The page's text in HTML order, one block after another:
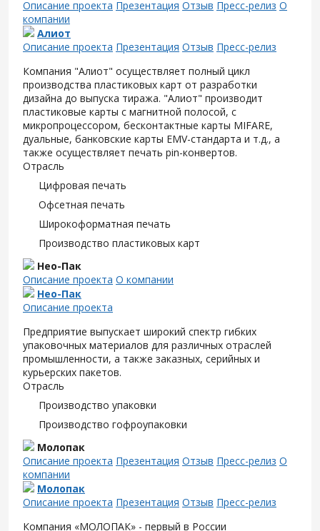
Описание проекта Презентация Отзыв Пресс-релиз О
компании
Алиот
Описание проекта Презентация Отзыв Пресс-релиз
Компания "Алиот" осуществляет полный цикл
производства пластиковых карт от разработки
дизайна до выпуска тиража. "Алиот" производит
пластиковые карты с магнитной полосой, с
микропроцессором, бесконтактные карты MIFARE,
дуальные, банковские карты EMV-стандарта и т.д., а
также осуществляет печать pin-конвертов.
Отрасль
Цифровая печать
Офсетная печать
Широкоформатная печать
Производство пластиковых карт
Нео-Пак
Описание проекта О компании
Нео-Пак
Описание проекта
Предприятие выпускает широкий спектр гибких
упаковочных материалов для различных отраслей
промышленности, а также заказных, серийных и
курьерских пакетов.
Отрасль
Производство упаковки
Производство гофроупаковки
Молопак
Описание проекта Презентация Отзыв Пресс-релиз О
компании
Молопак
Описание проекта Презентация Отзыв Пресс-релиз
Компания «МОЛОПАК» - первый в России